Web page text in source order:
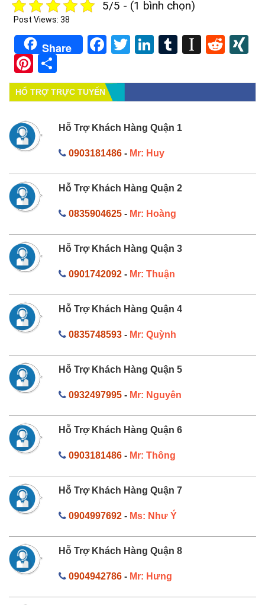
5/5 - (1 bình chọn)
Post Views: 38
Share Facebook
TwitterLinkedIn
Tumblr
Pinterest
HỔ TRỢ TRỰC TUYẾN
Hỗ Trợ Khách Hàng Quận 1
0903181486- Mr: Huy
Hỗ Trợ Khách Hàng Quận 2
0835904625- Mr: Hoàng
Hỗ Trợ Khách Hàng Quận 3
0901742092- Mr: Thuận
Hỗ Trợ Khách Hàng Quận 4
0835748593- Mr: Quỳnh
Hỗ Trợ Khách Hàng Quận 5
0932497995- Mr: Nguyên
Hỗ Trợ Khách Hàng Quận 6
0903181486- Mr: Thông
Hỗ Trợ Khách Hàng Quận 7
0904997692- Ms: Như Ý
Hỗ Trợ Khách Hàng Quận 8
0904942786- Mr: Hưng